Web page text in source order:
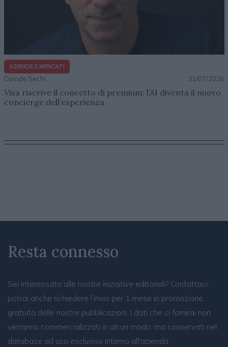
AZIENDE E MERCATI
Davide Sechi 31/07/2026
Visa riscrive il concetto di premium: l’AI diventa il nuovo
concierge dell’esperienza
Resta connesso
Sei interessato alle nostre iniziative editoriali? Contattaci,
potrai anche richiedere l’invio per 1 mese in promozione
gratuita delle nostre pubblicazioni. I dati che ci fornirai non
verranno commercializzati in alcun modo, ma conservati nel
database ad uso esclusivo interno all'azienda.